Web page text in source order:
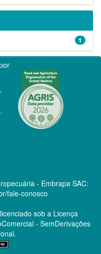
1
- Embrapa SAC:
fale-conosco
sob a Licença
- SemDerivações